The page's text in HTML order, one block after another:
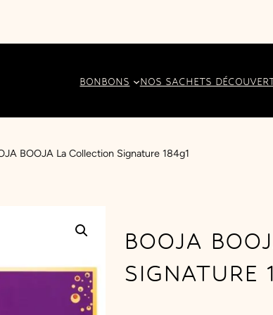
BONBONS NOS SACHETS
BOOJA La Collection Signature 184g1
BOOJA
SIGNATURE